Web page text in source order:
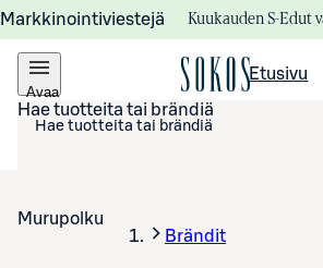
Markkinointiviestejä Kuukauden S-Edut
Avaa
valikko
Etusivu
Hae tuotteita tai brändiä
Murupolku
Brändit